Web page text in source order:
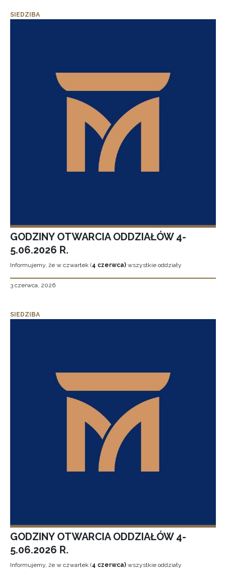
SIEDZIBA
GODZINY OTWARCIA ODDZIAŁÓW 4-
5.06.2026 R.
Informujemy, że w czwartek (4 czerwca) wszystkie oddziały
3 czerwca, 2026
SIEDZIBA
GODZINY OTWARCIA ODDZIAŁÓW 4-
5.06.2026 R.
Informujemy, że w czwartek (4 czerwca) wszystkie oddziały